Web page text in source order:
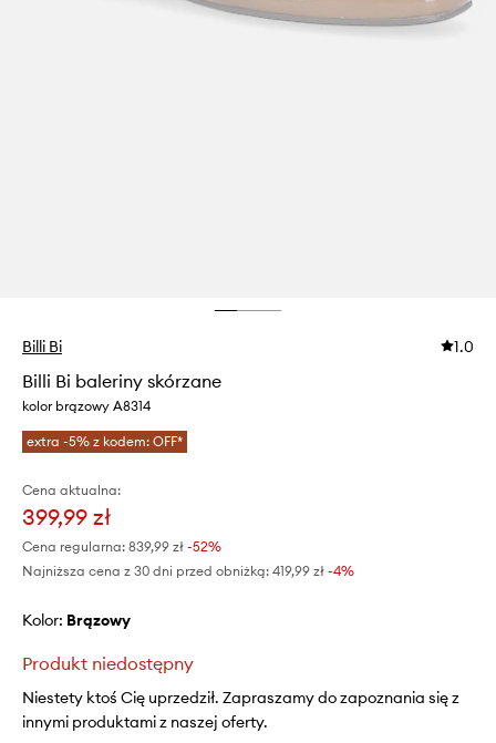
Billi Bi 1.0
Billi Bi baleriny skórzane
kolor brązowy A8314
extra -5% z kodem: OFF*
Cena aktualna:
399,99 zł
Cena regularna: 839,99 zł -52%
Najniższa cena z 30 dni przed obniżką: 419,99 zł -4%
Kolor: brązowy
Produkt niedostępny
Niestety ktoś Cię uprzedził. Zapraszamy do zapoznania się z
innymi produktami z naszej oferty.